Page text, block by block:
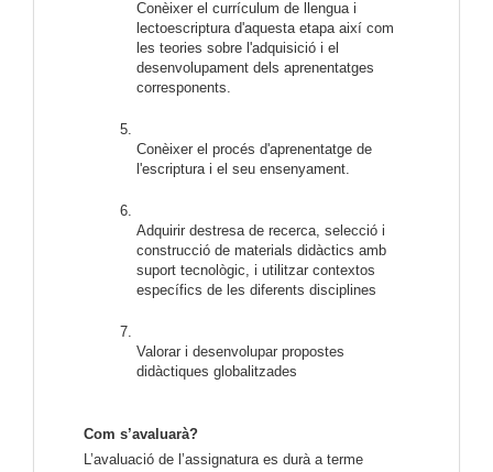
Conèixer el currículum de llengua i
lectoescriptura d'aquesta etapa així com
les teories sobre l'adquisició i el
desenvolupament dels aprenentatges
corresponents.
Conèixer el procés d'aprenentatge de
l'escriptura i el seu ensenyament.
Adquirir destresa de recerca, selecció i
construcció de materials didàctics amb
suport tecnològic, i utilitzar contextos
específics de les diferents disciplines
Valorar i desenvolupar propostes
didàctiques globalitzades
Com s’avaluarà?
L’avaluació de l’assignatura es durà a terme